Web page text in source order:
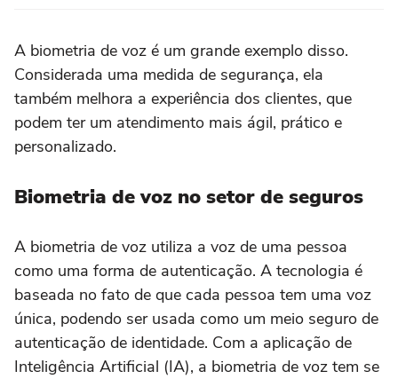
A biometria de voz é um grande exemplo disso.
Considerada uma medida de segurança, ela
também melhora a experiência dos clientes, que
podem ter um atendimento mais ágil, prático e
personalizado.
Biometria de voz no setor de seguros
A biometria de voz utiliza a voz de uma pessoa
como uma forma de autenticação. A tecnologia é
baseada no fato de que cada pessoa tem uma voz
única, podendo ser usada como um meio seguro de
autenticação de identidade. Com a aplicação de
Inteligência Artificial (IA), a biometria de voz tem se